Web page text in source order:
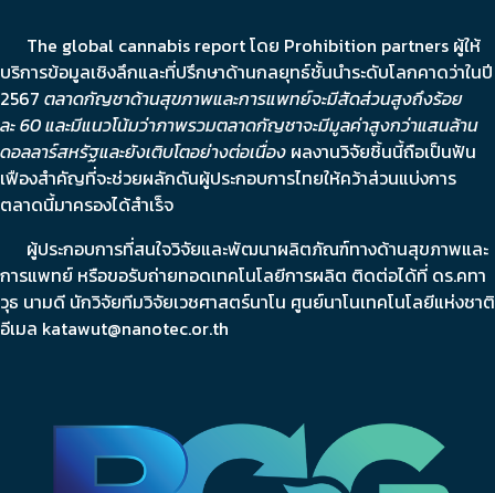
The global cannabis report โดย Prohibition partners ผู้ให้
บริการข้อมูลเชิงลึกและที่ปรึกษาด้านกลยุทธ์ชั้นนำระดับโลกคาดว่าในปี
2567 ตลาดกัญชาด้านสุขภาพและการแพทย์จะมีสัดส่วนสูงถึงร้อย
ละ60และมีแนวโน้มว่าภาพรวมตลาดกัญชาจะมีมูลค่าสูงกว่าแสนล้าน
ดอลลาร์สหรัฐและยังเติบโตอย่างต่อเนื่อง ผลงานวิจัยชิ้นนี้ถือเป็นฟัน
เฟืองสำคัญที่จะช่วยผลักดันผู้ประกอบการไทยให้คว้าส่วนแบ่งการ
ตลาดนี้มาครองได้สำเร็จ
ผู้ประกอบการที่สนใจวิจัยและพัฒนาผลิตภัณฑ์ทางด้านสุขภาพและ
การแพทย์ หรือขอรับถ่ายทอดเทคโนโลยีการผลิต ติดต่อได้ที่ ดร.คทา
วุธ นามดี นักวิจัยทีมวิจัยเวชศาสตร์นาโน ศูนย์นาโนเทคโนโลยีแห่งชาติ
อีเมล katawut@nanotec.or.th